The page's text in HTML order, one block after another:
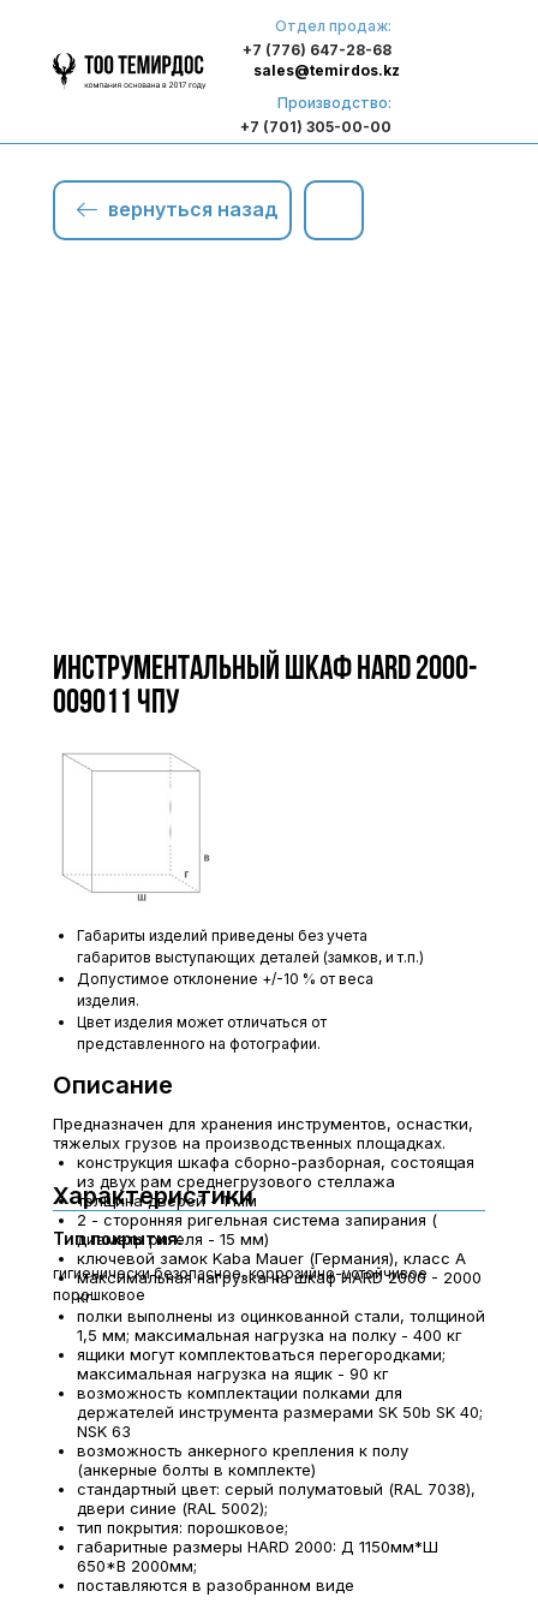
Отдел продаж:
+7 (776) 647-28-68
Производство:
+7 (701) 305-00-00
sales@temirdos.kz
вернуться назад
Инструментальный шкаф HARD 2000-
009011 ЧПУ
Описание
Предназначен для хранения инструментов, оснастки,
тяжелых грузов на производственных площадках.
конструкция шкафа сборно-разборная, состоящая
из двух рам среднегрузового стеллажа
толщина дверей - 1 мм
2 - сторонняя ригельная система запирания (
диаметр ригеля - 15 мм)
ключевой замок Kaba Mauer (Германия), класс А
максимальная нагрузка на шкаф HARD 2000 - 2000
кг
полки выполнены из оцинкованной стали, толщиной
1,5 мм; максимальная нагрузка на полку - 400 кг
ящики могут комплектоваться перегородками;
максимальная нагрузка на ящик - 90 кг
возможность комплектации полками для
держателей инструмента размерами SK 50b SK 40;
NSK 63
возможность анкерного крепления к полу
(анкерные болты в комплекте)
стандартный цвет: серый полуматовый (RAL 7038),
двери синие (RAL 5002);
тип покрытия: порошковое;
габаритные размеры HARD 2000: Д 1150мм*Ш
650*В 2000мм;
поставляются в разобранном виде
Габариты изделий приведены без учета
габаритов выступающих деталей (замков, и т.п.)
Допустимое отклонение +/-10 % от веса
изделия.
Цвет изделия может отличаться от
представленного на фотографии.
Характеристики
гигиенически безопасное, коррозийно-устойчивое
порошковое
Тип покрытия: